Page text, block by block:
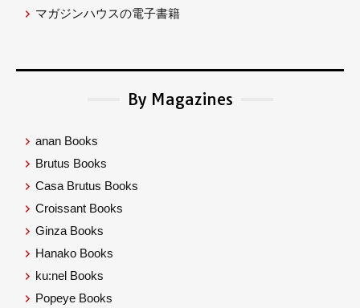
マガジンハウスの電子書籍
By Magazines
anan Books
Brutus Books
Casa Brutus Books
Croissant Books
Ginza Books
Hanako Books
ku:nel Books
Popeye Books